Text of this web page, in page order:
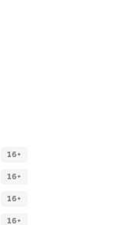
16+
16+
16+
16+